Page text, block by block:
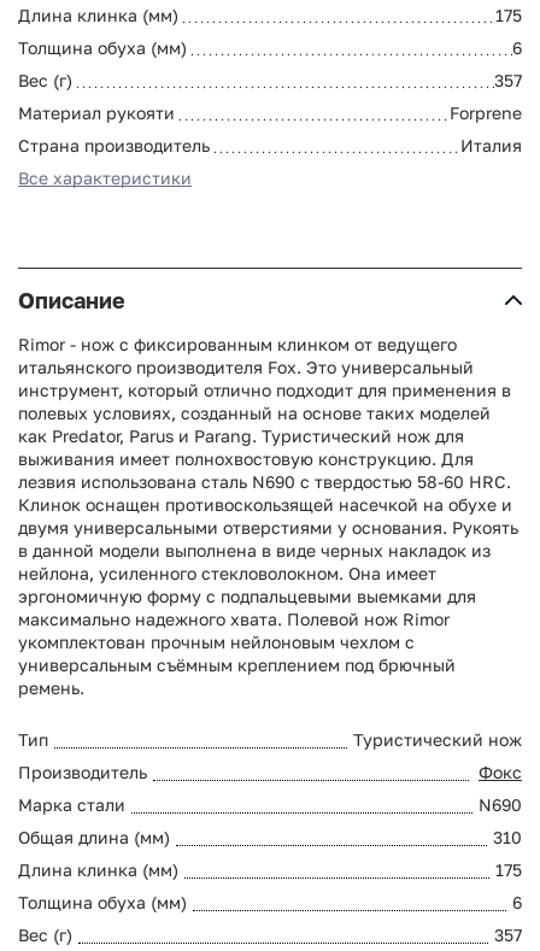
Длина клинка (мм)
175
Толщина обуха (мм)
6
Вес (г)
357
Материал рукояти
Forprene
Страна производитель
Италия
Все характеристики
Описание
Rimor - нож с фиксированным клинком от ведущего
итальянского производителя Fox. Это универсальный
инструмент, который отлично подходит для применения в
полевых условиях, созданный на основе таких моделей
как Predator, Parus и Parang. Туристический нож для
выживания имеет полнохвостовую конструкцию. Для
лезвия использована сталь N690 с твердостью 58-60 HRC.
Клинок оснащен противоскользящей насечкой на обухе и
двумя универсальными отверстиями у основания. Рукоять
в данной модели выполнена в виде черных накладок из
нейлона, усиленного стекловолокном. Она имеет
эргономичную форму с подпальцевыми выемками для
максимально надежного хвата. Полевой нож Rimor
укомплектован прочным нейлоновым чехлом с
универсальным съёмным креплением под брючный
ремень.
Тип
Туристический нож
Производитель
Фокс
Марка стали
N690
Общая длина (мм)
310
Длина клинка (мм)
175
Толщина обуха (мм)
6
Вес (г)
357